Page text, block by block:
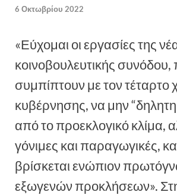
6 Οκτωβρίου 2022
«Εύχομαι οι εργασίες της
κοινοβουλευτικής συνόδου,
συμπίπτουν με τον τέταρτο
κυβέρνησης, να μην
από το προεκλογικό κλίμα,
γόνιμες και παραγωγικές,
βρίσκεται ενώπιον
εξωγενών προκλήσεων».